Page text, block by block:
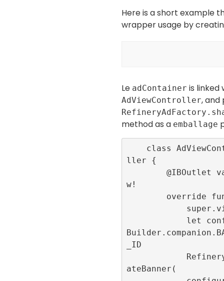
Here is a short example
wrapper usage by
Le adContainer is linked
AdViewController, and
method as a emballage
ller {
w!
_ID
ateBanner(